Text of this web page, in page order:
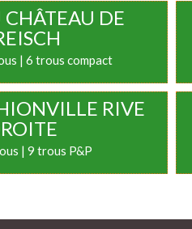
DE
| 6 trous compact
RIVE
| 9 trous P&P